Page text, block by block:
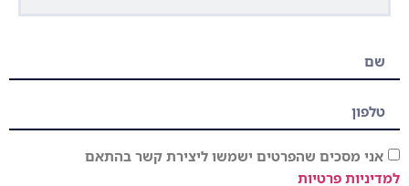
אני מסכים שהפרטים ישמשו ליצירת קשר בהתאם
למדיניות פרטיות